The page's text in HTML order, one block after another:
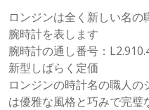
ロンジンは全く新しい名
腕時計を表します
腕時計の通し番号：
新型しばらく定価
ロンジンの時計名の職人
は優雅な風格と巧みで完璧